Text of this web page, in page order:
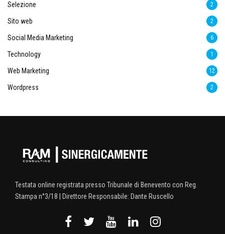
Selezione 2
Sito web 2
Social Media Marketing 6
Technology 1
Web Marketing 12
Wordpress 2
Testata online registrata presso Tribunale di Benevento con Reg.
Stampa n°3/18 | Direttore Responsabile: Dante Ruscello